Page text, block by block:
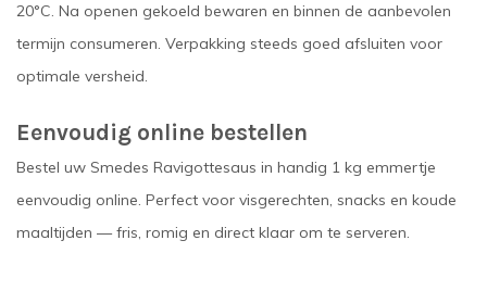
20°C. Na openen gekoeld bewaren en binnen de aanbevolen
termijn consumeren. Verpakking steeds goed afsluiten voor
optimale versheid.
Eenvoudig online bestellen
Bestel uw Smedes Ravigottesaus in handig 1 kg emmertje
eenvoudig online. Perfect voor visgerechten, snacks en koude
maaltijden — fris, romig en direct klaar om te serveren.